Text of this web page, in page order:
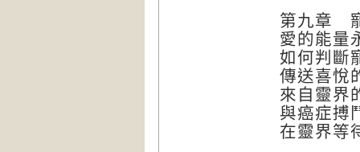
第九章
愛的能量
如何判斷
傳送喜悅
來自靈界
與癌症搏
在靈界等